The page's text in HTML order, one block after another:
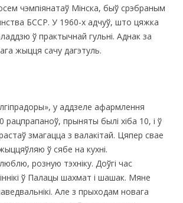
чэмпіянатаў Мінска, быў срэбраным
БССР. У 1960-х адчуў, што цяжка
ў практычнай гульні. Аднак за
жыцця сачу дагэтуль.
у аддзеле афармлення
рацпрапаноў, прыняты былі хіба 10, і ў
змагацца з валакітай. Цяпер свае
ў сябе на кухні.
розную тэхніку. Доўгі час
ў Палацы шахмат і шашак. Мяне
Але з прыходам новага